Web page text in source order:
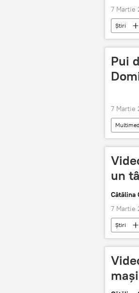
7 Martie
Știri
Nicolas
Pui
7 Martie
un
Cătălina
7 Martie
Știri